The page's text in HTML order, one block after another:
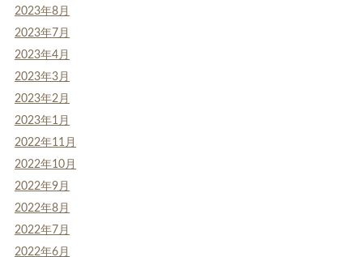
2023年8月
2023年7月
2023年4月
2023年3月
2023年2月
2023年1月
2022年11月
2022年10月
2022年9月
2022年8月
2022年7月
2022年6月